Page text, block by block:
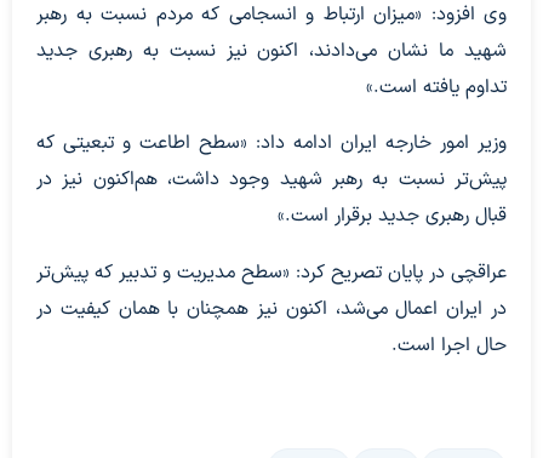
وی افزود: «میزان ارتباط و انسجامی که مردم نسبت به رهبر
شهید ما نشان می‌دادند، اکنون نیز نسبت به رهبری جدید
تداوم یافته است.»
وزیر امور خارجه ایران ادامه داد: «سطح اطاعت و تبعیتی که
پیش‌تر نسبت به رهبر شهید وجود داشت، هم‌اکنون نیز در
قبال رهبری جدید برقرار است.»
عراقچی در پایان تصریح کرد: «سطح مدیریت و تدبیر که پیش‌تر
در ایران اعمال می‌شد، اکنون نیز همچنان با همان کیفیت در
حال اجرا است.